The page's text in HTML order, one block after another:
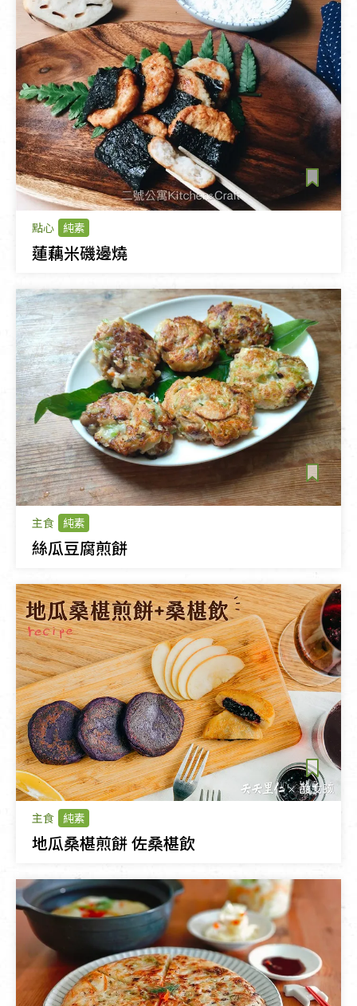
點心 純素
蓮藕米磯邊燒
主食 純素
絲瓜豆腐煎餅
主食 純素
地瓜桑椹煎餅 佐桑椹飲